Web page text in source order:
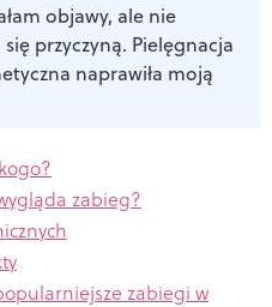
objawy, ale nie
się przyczyną. Pielęgnacja
naprawiła moją
zabieg?
zabiegi w